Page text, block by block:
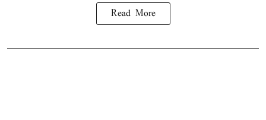
Read More